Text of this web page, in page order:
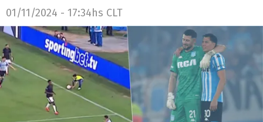
01/11/2024 - 17:34hs CLT